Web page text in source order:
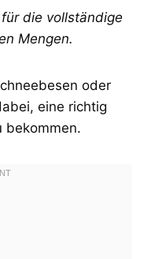
die vollständige
Mengen.
oder
eine richtig
bekommen.